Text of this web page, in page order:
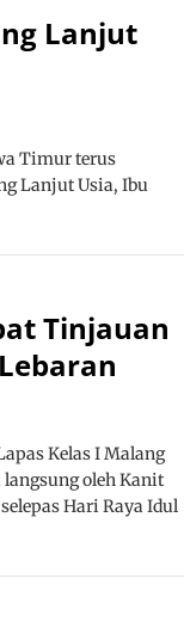
Lanjut
Timur terus
Lanjut Usia, Ibu
Tinjauan
Kelas I Malang
oleh Kanit
Hari Raya Idul